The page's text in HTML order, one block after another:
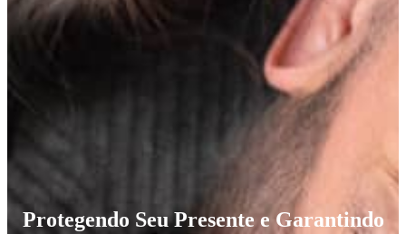
Protegendo Seu Presente e Garantindo